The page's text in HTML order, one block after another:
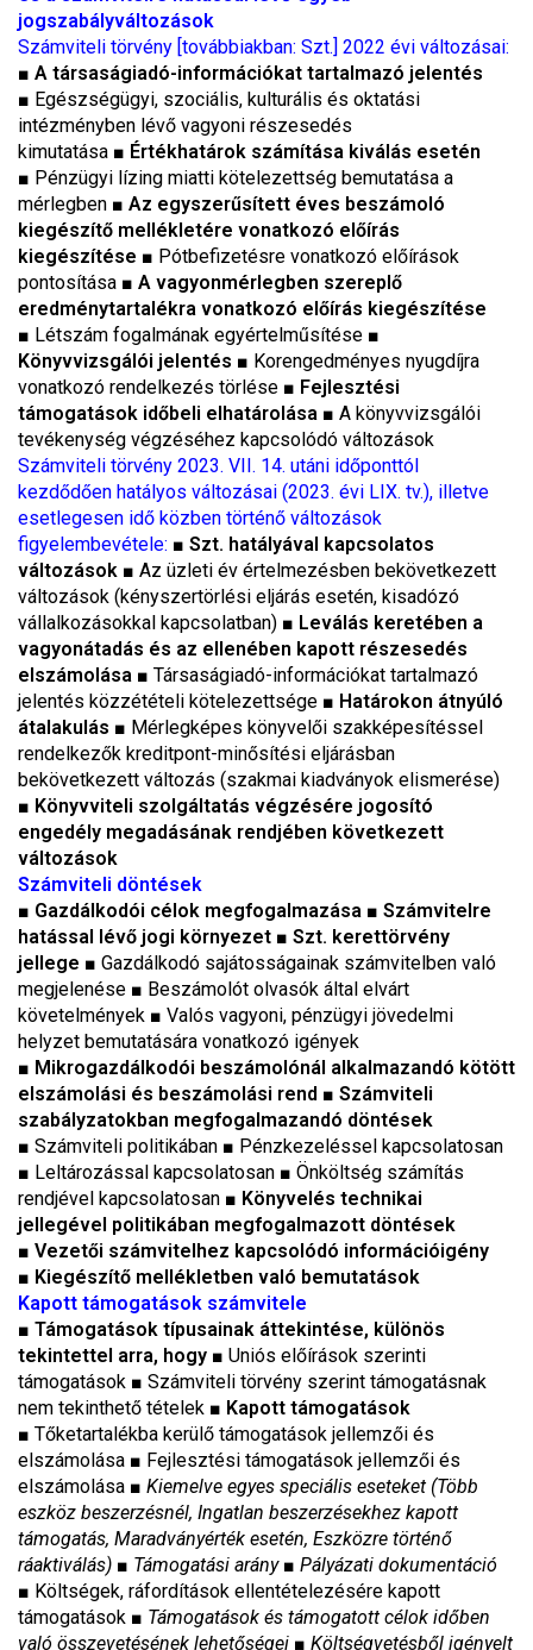
jogszabályváltozások
Számviteli törvény [továbbiakban: Szt.] 2022 évi változásai:
■ A társaságiadó-információkat tartalmazó jelentés
■ Egészségügyi, szociális, kulturális és oktatási
intézményben lévő vagyoni részesedés
kimutatása ■ Értékhatárok számítása kiválás esetén
■ Pénzügyi lízing miatti kötelezettség bemutatása a
mérlegben ■ Az egyszerűsített éves beszámoló
kiegészítő mellékletére vonatkozó előírás
kiegészítése ■ Pótbefizetésre vonatkozó előírások
pontosítása ■ A vagyonmérlegben szereplő
eredménytartalékra vonatkozó előírás kiegészítése
■ Létszám fogalmának egyértelműsítése ■
Könyvvizsgálói jelentés ■ Korengedményes nyugdíjra
vonatkozó rendelkezés törlése ■ Fejlesztési
támogatások időbeli elhatárolása ■ A könyvvizsgálói
tevékenység végzéséhez kapcsolódó változások
Számviteli törvény 2023. VII. 14. utáni időponttól
kezdődően hatályos változásai (2023. évi LIX. tv.), illetve
esetlegesen idő közben történő változások
figyelembevétele: ■ Szt. hatályával kapcsolatos
változások ■ Az üzleti év értelmezésben bekövetkezett
változások (kényszertörlési eljárás esetén, kisadózó
vállalkozásokkal kapcsolatban) ■ Leválás keretében a
vagyonátadás és az ellenében kapott részesedés
elszámolása ■ Társaságiadó-információkat tartalmazó
jelentés közzétételi kötelezettsége ■ Határokon átnyúló
átalakulás ■ Mérlegképes könyvelői szakképesítéssel
rendelkezők kreditpont-minősítési eljárásban
bekövetkezett változás (szakmai kiadványok elismerése)
■ Könyvviteli szolgáltatás végzésére jogosító
engedély megadásának rendjében következett
változások
Számviteli döntések
■ Gazdálkodói célok megfogalmazása ■ Számvitelre
hatással lévő jogi környezet ■ Szt. kerettörvény
jellege ■ Gazdálkodó sajátosságainak számvitelben való
megjelenése ■ Beszámolót olvasók által elvárt
követelmények ■ Valós vagyoni, pénzügyi jövedelmi
helyzet bemutatására vonatkozó igények
■ Mikrogazdálkodói beszámolónál alkalmazandó kötött
elszámolási és beszámolási rend ■ Számviteli
szabályzatokban megfogalmazandó döntések
■ Számviteli politikában ■ Pénzkezeléssel kapcsolatosan
■ Leltározással kapcsolatosan ■ Önköltség számítás
rendjével kapcsolatosan ■ Könyvelés technikai
jellegével politikában megfogalmazott döntések
■ Vezetői számvitelhez kapcsolódó információigény
■ Kiegészítő mellékletben való bemutatások
Kapott támogatások számvitele
■ Támogatások típusainak áttekintése, különös
tekintettel arra, hogy ■ Uniós előírások szerinti
támogatások ■ Számviteli törvény szerint támogatásnak
nem tekinthető tételek ■ Kapott támogatások
■ Tőketartalékba kerülő támogatások jellemzői és
elszámolása ■ Fejlesztési támogatások jellemzői és
elszámolása ■ Kiemelve egyes speciális eseteket (Több
eszköz beszerzésnél, Ingatlan beszerzésekhez kapott
támogatás, Maradványérték esetén, Eszközre történő
ráaktiválás) ■ Támogatási arány ■ Pályázati dokumentáció
■ Költségek, ráfordítások ellentételezésére kapott
támogatások ■ Támogatások és támogatott célok időben
való összevetésének lehetőségei ■ Költségvetésből igényelt